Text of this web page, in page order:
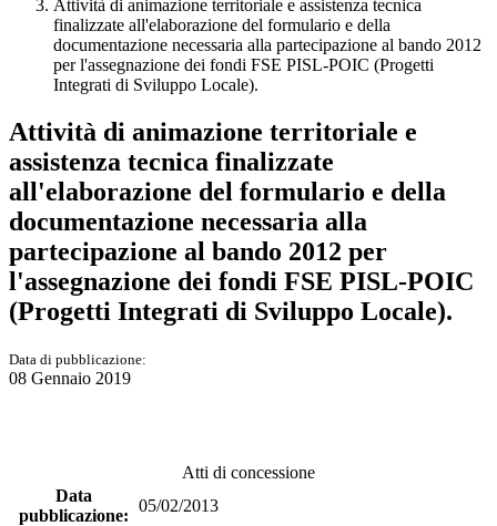
Attività di animazione territoriale e assistenza tecnica
finalizzate all'elaborazione del formulario e della
documentazione necessaria alla partecipazione al bando 2012
per l'assegnazione dei fondi FSE PISL-POIC (Progetti
Integrati di Sviluppo Locale).
Attività di animazione territoriale e
assistenza tecnica finalizzate
all'elaborazione del formulario e della
documentazione necessaria alla
partecipazione al bando 2012 per
l'assegnazione dei fondi FSE PISL-POIC
(Progetti Integrati di Sviluppo Locale).
Data di pubblicazione:
08 Gennaio 2019
Atti di concessione
Data
pubblicazione:
05/02/2013